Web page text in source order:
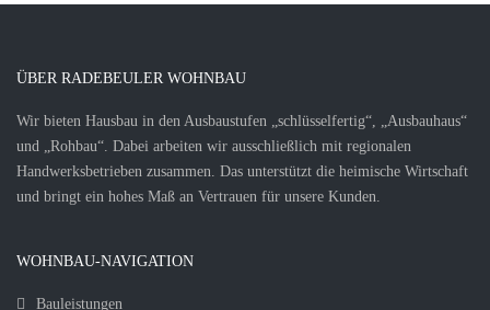
ÜBER RADEBEULER WOHNBAU
Wir bieten Hausbau in den Ausbaustufen „schlüsselfertig“, „Ausbauhaus“
und „Rohbau“. Dabei arbeiten wir ausschließlich mit regionalen
Handwerksbetrieben zusammen. Das unterstützt die heimische Wirtschaft
und bringt ein hohes Maß an Vertrauen für unsere Kunden.
WOHNBAU-NAVIGATION
Bauleistungen